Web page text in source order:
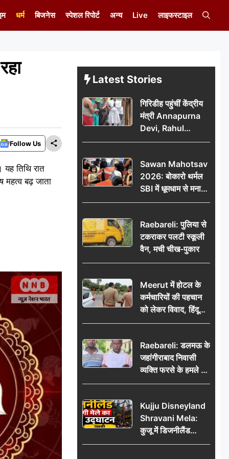
धर्म बिजनेस स्पेशल रिपोर्ट अन्य Live लाइफस्टाइल
Follow Us
तिथि रात
महत्व बढ़ जाता
Latest Stories
गिरिडीह पहुंचीं केंद्रीय
मंत्री Annapurna
Devi, Rahul
Gandhi पर साधा
आंदोलन को लेकर
सरकार पर हमला
Sawan Mahotsav
2026: बोकारो थर्मल
SBI में धूमधाम से मना
सावन महोत्सव
Raebareli: पुलिया से
टकराकर पलटी स्कूली
वैन, मची चीख-पुकार
Meerut में होटल के
कर्मचारियों की पहचान
को लेकर विवाद, हिंदू
सुरक्षा संगठन ने उठाए
की मांग
Raebareli: डलमऊ के
जहांगीराबाद निवासी
व्यक्ति फरसे के हमले में
घायल थाने में शिकायत
हजार’, रकम न देने पर
कार्रवाई ठंडी!
Kujju Disneyland
Shravani Mela:
कुजू में डिजनीलैंड
श्रावणी मेले का भव्य